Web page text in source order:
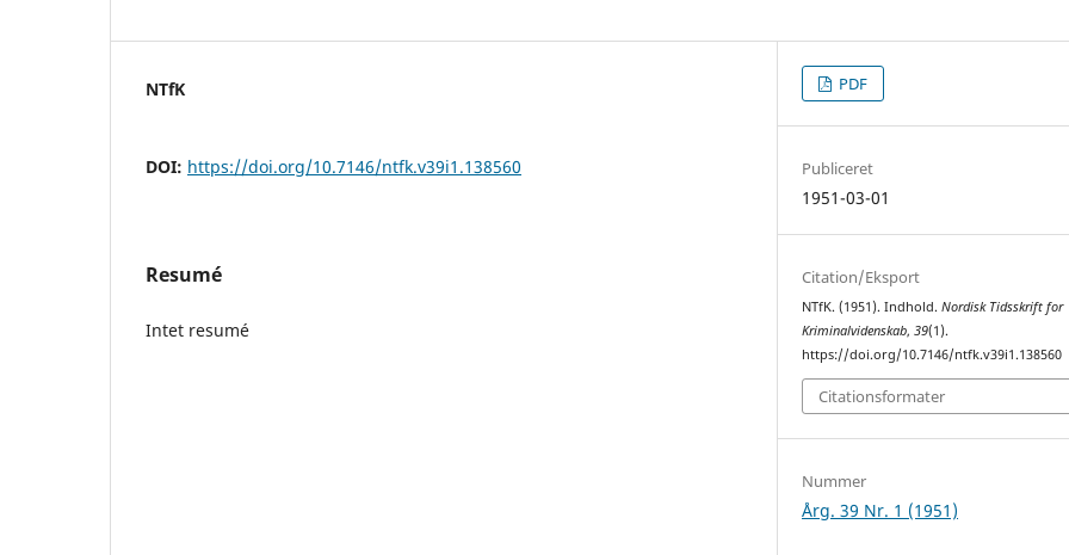
NTfK
DOI: https://doi.org/10.7146/ntfk.v39i1.138560
Resumé
Intet resumé
PDF
Publiceret
1951-03-01
Citation/Eksport
NTfK. (1951). Indhold.Nordisk Tidsskrift for
Kriminalvidenskab,39(1).
https://doi.org/10.7146/ntfk.v39i1.138560
Citationsformater
Nummer
Årg. 39 Nr. 1 (1951)